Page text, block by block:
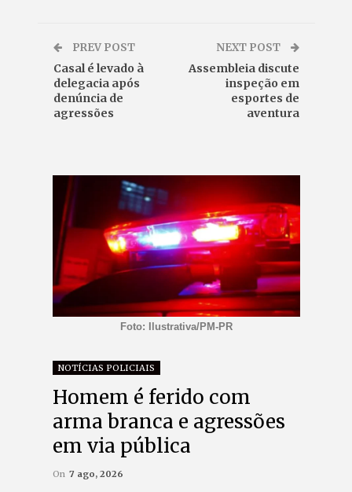
PREV POST
Casal é levado à
delegacia após
denúncia de
agressões
NEXT POST
Assembleia discute
inspeção em
esportes de
aventura
Foto: Ilustrativa/PM-PR
NOTÍCIAS POLICIAIS
Homem é ferido com
arma branca e agressões
em via pública
On 7 ago, 2026